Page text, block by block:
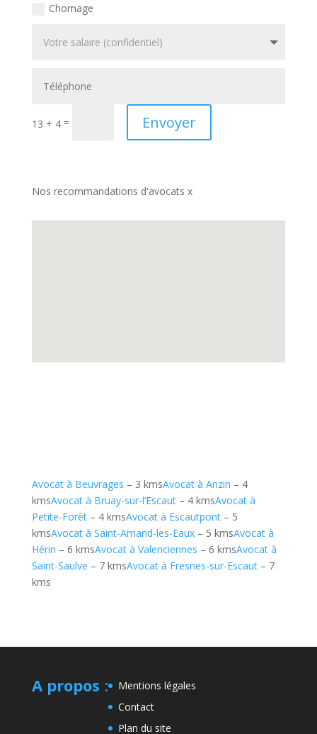
Chomage
13 + 4= Envoyer
Nos recommandations d'avocats x
Avocat à Beuvrages – 3 kmsAvocat à Anzin – 4
kmsAvocat à Bruay-sur-l’Escaut– 4 kmsAvocat à
Petite-Forêt– 4 kmsAvocat à Escautpont– 5
kmsAvocat à Saint-Amand-les-Eaux– 5 kmsAvocat à
Hérin – 6 kmsAvocat à Valenciennes – 6 kmsAvocat à
Saint-Saulve – 7 kmsAvocat à Fresnes-sur-Escaut– 7
kms
A propos :
Mentions légales
Contact
Plan du site